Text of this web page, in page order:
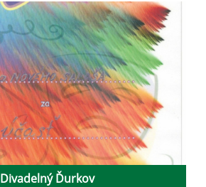
Divadelný Ďurkov